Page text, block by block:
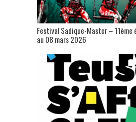
Festival Sadique-Master –
au 08 mars 2026